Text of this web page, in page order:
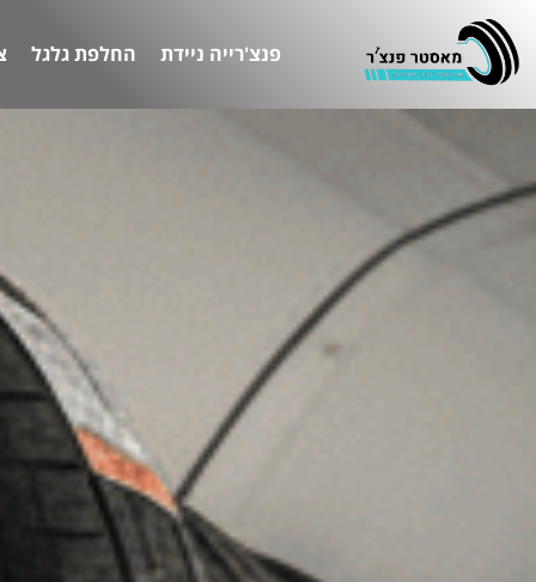
פנצ'רייה ניידת החלפת גלגל